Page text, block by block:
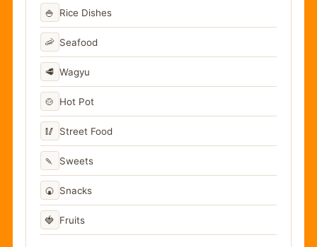
🍚 Rice Dishes
🦐 Seafood
🥩 Wagyu
🍲 Hot Pot
🥢 Street Food
🍡 Sweets
🍘 Snacks
🍓 Fruits